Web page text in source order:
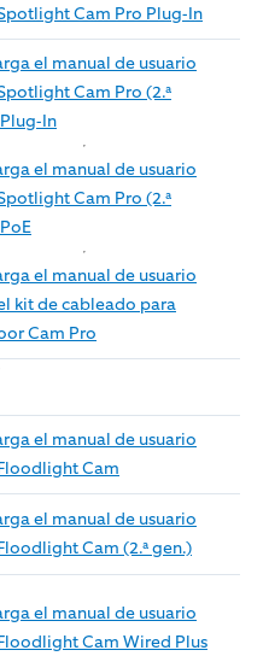
Cam Pro Plug-In
el manual de usuario
Cam Pro (2.ª
In
el manual de usuario
Cam Pro (2.ª
el manual de usuario
kit de cableado para
Cam Pro
el manual de usuario
Cam
el manual de usuario
Cam (2.ª gen.)
el manual de usuario
Cam Wired Plus